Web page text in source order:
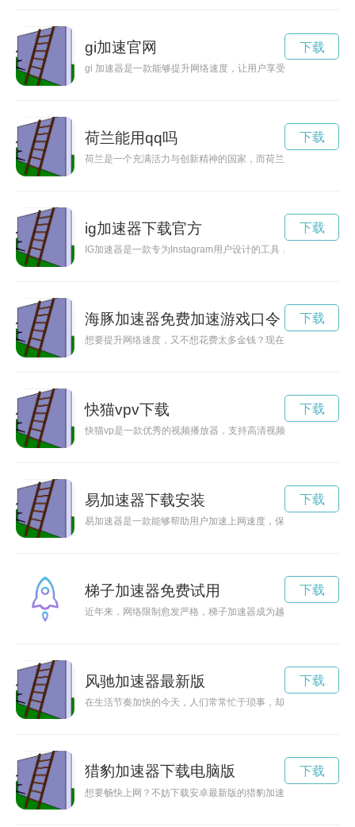
gi加速官网
gi 加速器是一款能够提升网络速度，让用户享受更流畅网络体
下载
荷兰能用qq吗
荷兰是一个充满活力与创新精神的国家，而荷兰服下加速器正
下载
ig加速器下载官方
IG加速器是一款专为Instagram用户设计的工具，可以帮助用
下载
海豚加速器免费加速游戏口令
想要提升网络速度，又不想花费太多金钱？现在有一个好消息
下载
快猫vpv下载
快猫vp是一款优秀的视频播放器，支持高清视频播放，让用户
下载
易加速器下载安装
易加速器是一款能够帮助用户加速上网速度，保障网络安全的
下载
梯子加速器免费试用
近年来，网络限制愈发严格，梯子加速器成为越来越多人解决
下载
风驰加速器最新版
在生活节奏加快的今天，人们常常忙于琐事，却很少停下脚步
下载
猎豹加速器下载电脑版
想要畅快上网？不妨下载安卓最新版的猎豹加速器，享受更快速
下载